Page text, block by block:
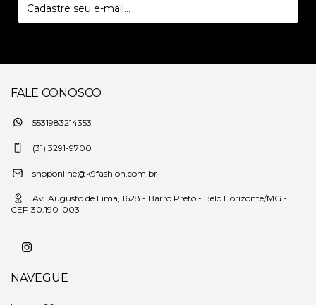
FALE CONOSCO
5531983214353
(31) 3291-9700
shoponline@k9fashion.com.br
Av. Augusto de Lima, 1628 - Barro Preto - Belo Horizonte/MG -
CEP 30.190-003
NAVEGUE